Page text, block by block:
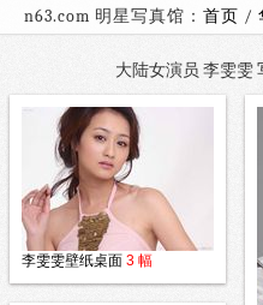
n63.com 明星写真馆： 首页 /
大陆女演员 李雯雯
李雯雯壁纸桌面 3 幅